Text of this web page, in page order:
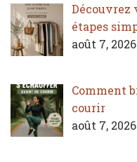
Découvrez
étapes
août 7, 2026
Comment
courir
août 7, 2026